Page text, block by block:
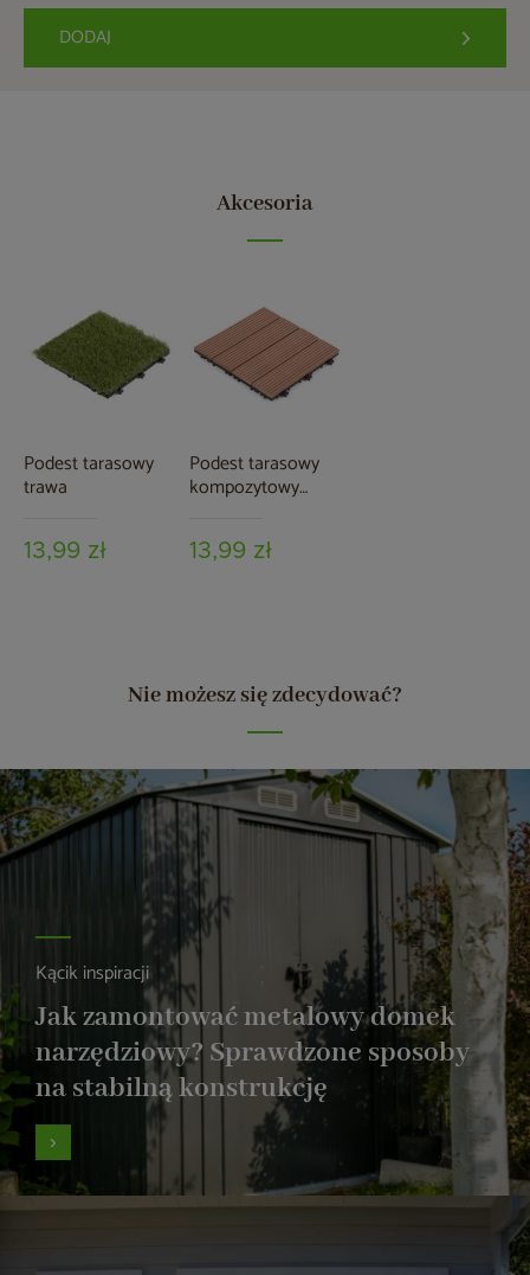
DODAJ
Akcesoria
Podest tarasowy
trawa
13,99 zł
Podest tarasowy
kompozytowy
13,99 zł
Nie możesz się zdecydować?
Kącik inspiracji
Jak zamontować metalowy domek
narzędziowy? Sprawdzone sposoby
na stabilną konstrukcję